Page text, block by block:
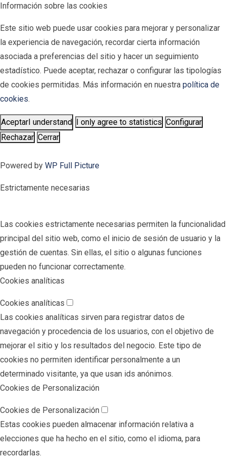
Información sobre las cookies
Este sitio web puede usar cookies para mejorar y personalizar
la experiencia de navegación, recordar cierta información
asociada a preferencias del sitio y hacer un seguimiento
estadístico. Puede aceptar, rechazar o configurar las tipologías
de cookies permitidas. Más información en nuestra política de
cookies.
AceptarI understand I only agree to statistics Configurar
Rechazar Cerrar
Powered by WP Full Picture
Estrictamente necesarias
Las cookies estrictamente necesarias permiten la funcionalidad
principal del sitio web, como el inicio de sesión de usuario y la
gestión de cuentas. Sin ellas, el sitio o algunas funciones
pueden no funcionar correctamente.
Cookies analíticas
Cookies analíticas
Las cookies analíticas sirven para registrar datos de
navegación y procedencia de los usuarios, con el objetivo de
mejorar el sitio y los resultados del negocio. Este tipo de
cookies no permiten identificar personalmente a un
determinado visitante, ya que usan ids anónimos.
Cookies de Personalización
Cookies de Personalización
Estas cookies pueden almacenar información relativa a
elecciones que ha hecho en el sitio, como el idioma, para
recordarlas.